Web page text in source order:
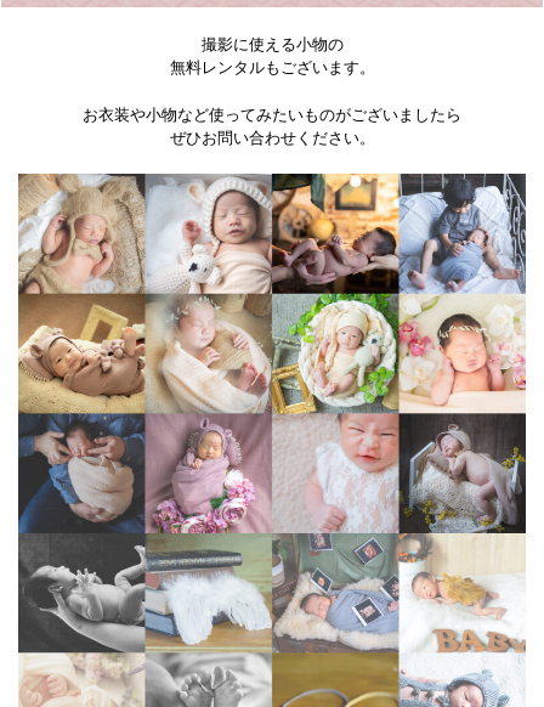
撮影に使える小物の
無料レンタルもございます。
お衣装や小物など使ってみたいものがございましたら
ぜひお問い合わせください。